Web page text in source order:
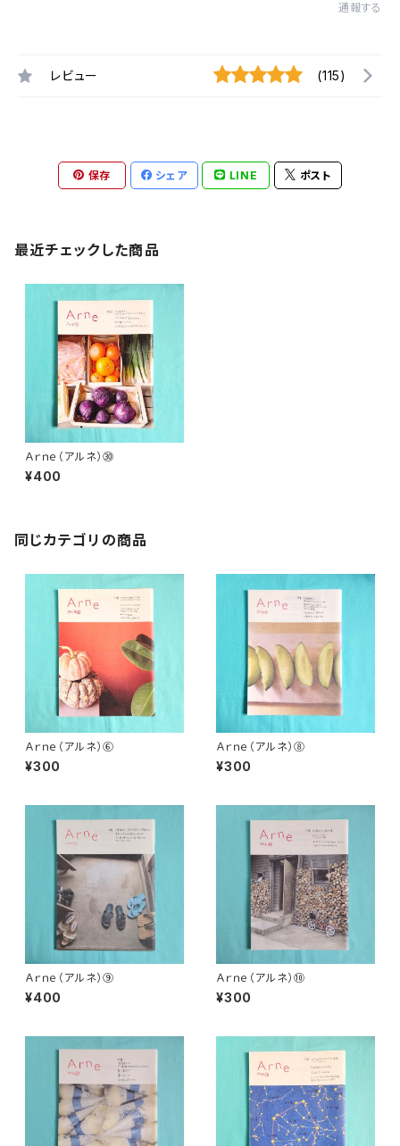
通報する
レビュー (115)
保存 シェア LINE ポスト
最近チェックした商品
Ａｒｎｅ（アルネ）㉚
¥400
同じカテゴリの商品
Ａｒｎｅ（アルネ）⑥
¥300
Ａｒｎｅ（アルネ）⑧
¥300
Ａｒｎｅ（アルネ）⑨
¥400
Ａｒｎｅ（アルネ）⑩
¥300